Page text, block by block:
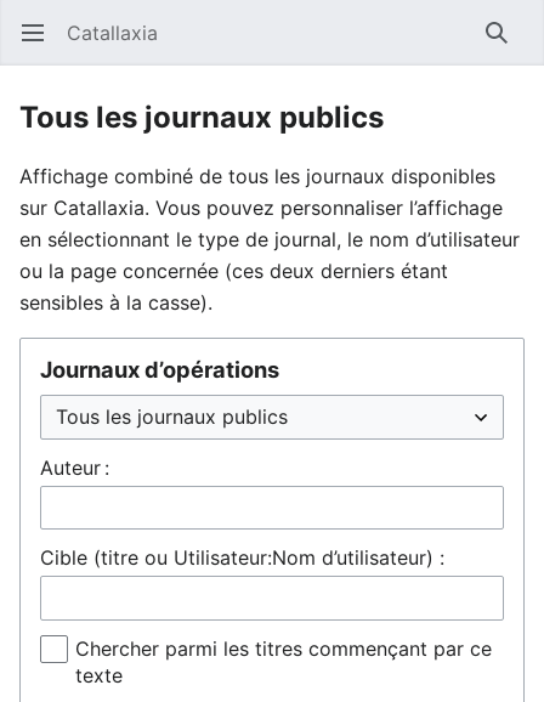
Ouvrir le menu principal Catallaxia
Tous les journaux publics
Affichage combiné de tous les journaux disponibles
sur Catallaxia. Vous pouvez personnaliser l’affichage
en sélectionnant le type de journal, le nom d’utilisateur
ou la page concernée (ces deux derniers étant
sensibles à la casse).
Journaux d’opérations
Auteur :
Cible (titre ou Utilisateur:Nom d’utilisateur) :
Chercher parmi les titres commençant par ce
texte